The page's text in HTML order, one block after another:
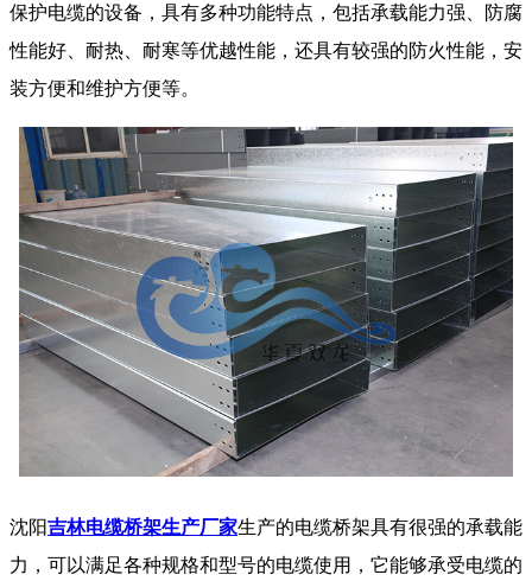
保护电缆的设备，具有多种功能特点，包括承载能力强、防腐
性能好、耐热、耐寒等优越性能，还具有较强的防火性能，安
装方便和维护方便等。
沈阳吉林电缆桥架生产厂家生产的电缆桥架具有很强的承载能
力，可以满足各种规格和型号的电缆使用，它能够承受电缆的